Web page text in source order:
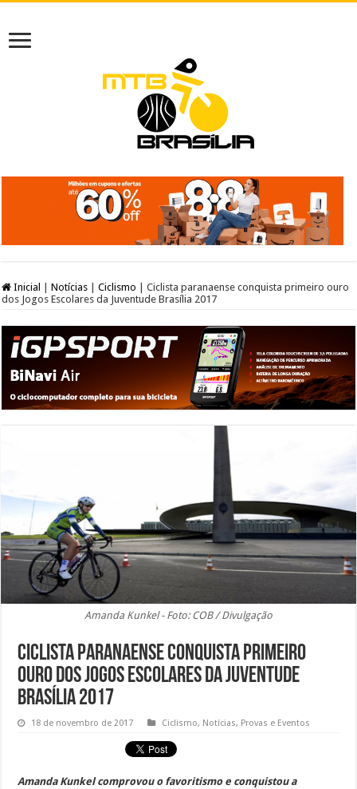
Inicial Notícias Ciclismo
Ciclista paranaense conquista primeiro ouro
dos Jogos Escolares da Juventude Brasília 2017
Amanda Kunkel - Foto: COB / Divulgação
Ciclista paranaense conquista primeiro
ouro dos Jogos Escolares da Juventude
Brasília 2017
18 de novembro de 2017 Ciclismo, Notícias, Provas e Eventos
Amanda Kunkel comprovou o favoritismo e conquistou a